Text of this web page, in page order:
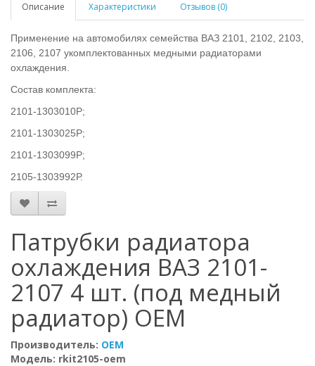
Описание Характеристики Отзывов (0)
Применение на автомобилях семейства ВАЗ 2101, 2102, 2103,
2106, 2107 укомплектованных медными радиаторами
охлаждения.
Состав комплекта:
2101-1303010Р;
2101-1303025Р;
2101-1303099Р;
2105-1303992Р.
Патрубки радиатора
охлаждения ВАЗ 2101-
2107 4 шт. (под медный
радиатор) OEM
Производитель: OEM
Модель: rkit2105-oem